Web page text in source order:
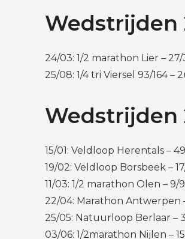
Wedstrijden
24/03: 1/2 marathon Lier –
25/08: 1/4 tri Viersel 93/164 –
Wedstrijden
15/01: Veldloop Herentals –
19/02: Veldloop Borsbeek –
11/03: 1/2 marathon Olen – 9/
22/04: Marathon Antwerpen
25/05: Natuurloop Berlaar –
03/06: 1/2marathon Nijlen –